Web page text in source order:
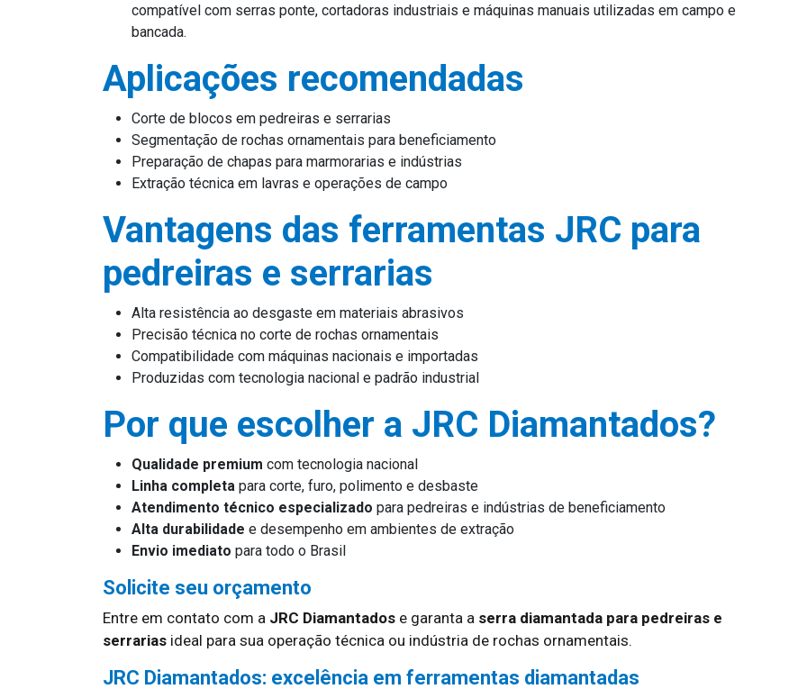
compatível com serras ponte, cortadoras industriais e máquinas manuais utilizadas em campo e
bancada.
Aplicações recomendadas
Corte de blocos em pedreiras e serrarias
Segmentação de rochas ornamentais para beneficiamento
Preparação de chapas para marmorarias e indústrias
Extração técnica em lavras e operações de campo
Vantagens das ferramentas JRC para
pedreiras e serrarias
Alta resistência ao desgaste em materiais abrasivos
Precisão técnica no corte de rochas ornamentais
Compatibilidade com máquinas nacionais e importadas
Produzidas com tecnologia nacional e padrão industrial
Por que escolher a JRC Diamantados?
Qualidade premium com tecnologia nacional
Linha completa para corte, furo, polimento e desbaste
Atendimento técnico especializado para pedreiras e indústrias de beneficiamento
Alta durabilidade e desempenho em ambientes de extração
Envio imediato para todo o Brasil
Solicite seu orçamento
Entre em contato com a JRC Diamantados e garanta a serra diamantada para pedreiras e
serrarias ideal para sua operação técnica ou indústria de rochas ornamentais.
JRC Diamantados: excelência em ferramentas diamantadas